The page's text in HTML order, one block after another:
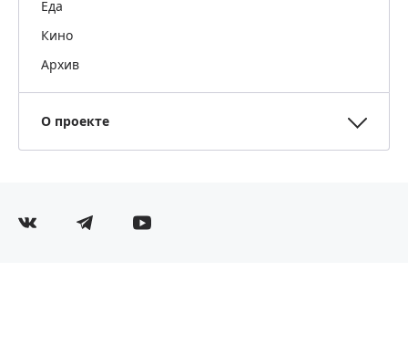
Еда
Кино
Архив
О проекте